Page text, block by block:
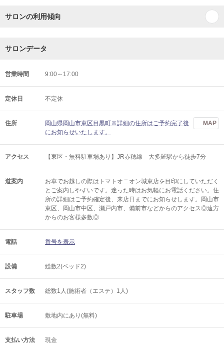
サロンの利用傾向
サロンデータ
営業時間 9:00～17:00
定休日 不定休
住所
岡山県岡山市東区目黒町※詳細の住所はご予約完了後
にお知らせいたします。
MAP
アクセス 【東区・無料駐車場あり】JR赤穂線 大多羅駅から徒歩7分
道案内
お車でお越しの際はトマトオニオン城東店を目印にしていただく
とご案内しやすいです。迷った時はお気軽にお電話ください。住
所の詳細はご予約確定後、来店日までにお知らせします。岡山市
東区、岡山市中区、瀬戸内市、備前市などからのアクセス◎遠方
からのお客様多数◎
電話 番号を表示
設備 総数2(ベッド2)
スタッフ数 総数1人(施術者（エステ）1人)
駐車場 敷地内にあり(無料)
支払い方法 現金